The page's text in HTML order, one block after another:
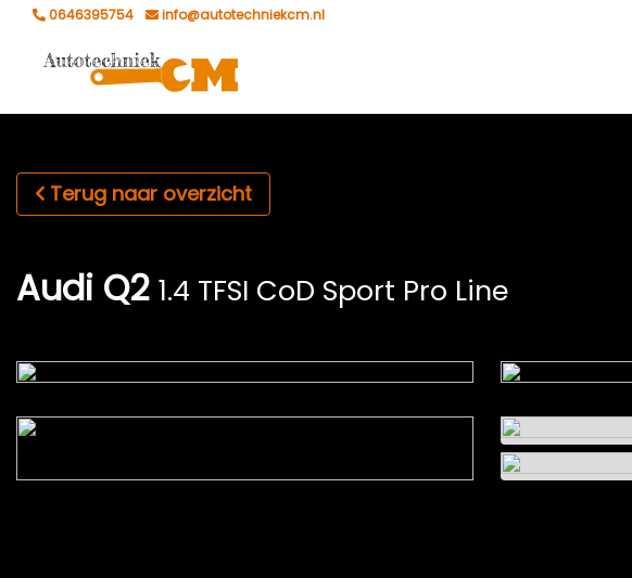
0646395754 info@autotechniekcm.nl
Terug naar overzicht
Audi Q2 1.4 TFSI CoD Sport Pro Line